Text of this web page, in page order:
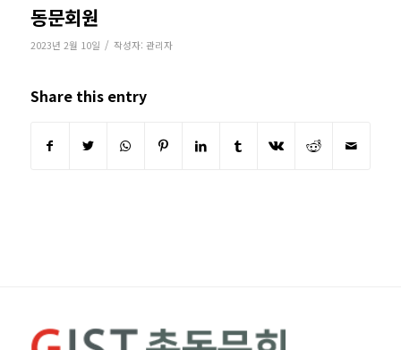
동문회원
2023년 2월 10일 / 작성자: 관리자
Share this entry